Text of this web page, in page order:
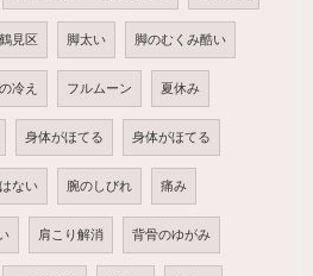
見区 脚太い 脚のむくみ酷い
冷え フルムーン 夏休み
身体がほてる 身体がほてる
ない 腕のしびれ 痛み
肩こり解消 背骨のゆがみ